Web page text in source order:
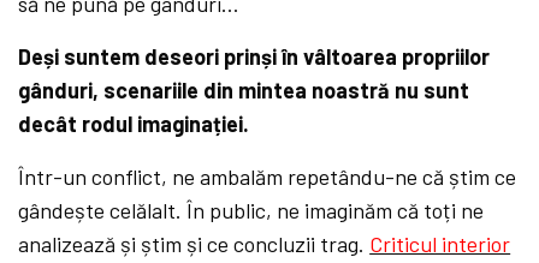
Deși suntem deseori prinși în vâltoarea propriilor
gânduri, scenariile din mintea noastră nu sunt
decât rodul imaginației.
Într-un conflict, ne ambalăm repetându-ne că știm ce
gândește celălalt. În public, ne imaginăm că toți ne
analizează și știm și ce concluzii trag. Criticul interior